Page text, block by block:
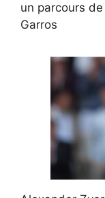
un parcours
Garros